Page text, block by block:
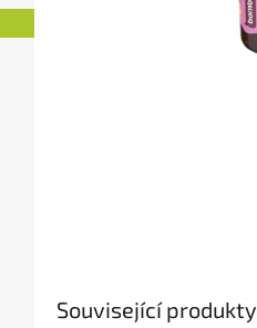
Související produkty